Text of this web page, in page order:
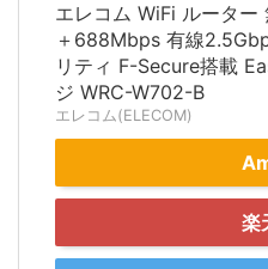
エレコム WiFi ルータ
＋688Mbps 有線
リティ F-Secure搭載
ジ WRC-W702-B
エレコム(ELECOM)
楽